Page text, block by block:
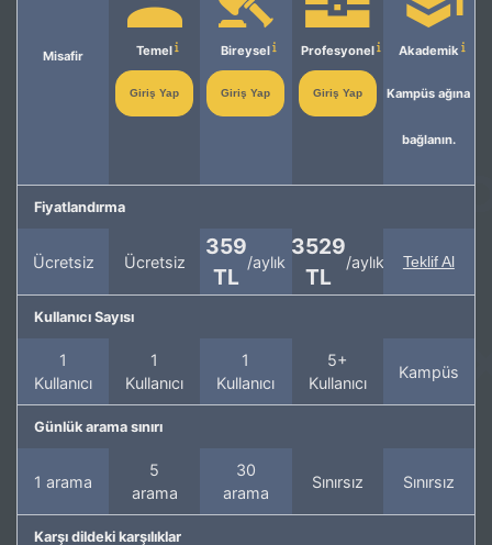
Misafir Temel
Giriş Yap
Bireysel
Giriş Yap
Profesyonel
Giriş Yap
Akademik
Kampüs ağına
bağlanın.
Fiyatlandırma
Ücretsiz Ücretsiz
359
TL
/aylık
3529
TL
/aylık Teklif Al
Kullanıcı Sayısı
1
Kullanıcı
1
Kullanıcı
1
Kullanıcı
5+
Kullanıcı
Kampüs
Günlük arama sınırı
1 arama
5
arama
30
arama
Sınırsız Sınırsız
Karşı dildeki karşılıklar